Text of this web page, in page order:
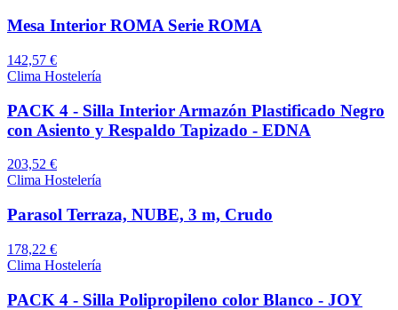
Mesa Interior ROMA Serie ROMA
142,57 €
Clima Hostelería
PACK 4 - Silla Interior Armazón Plastificado Negro
con Asiento y Respaldo Tapizado - EDNA
203,52 €
Clima Hostelería
Parasol Terraza, NUBE, 3 m, Crudo
178,22 €
Clima Hostelería
PACK 4 - Silla Polipropileno color Blanco - JOY